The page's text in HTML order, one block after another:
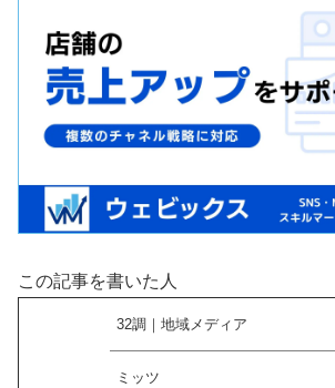
この記事を書いた人
32調｜地域メディア
ミッツ